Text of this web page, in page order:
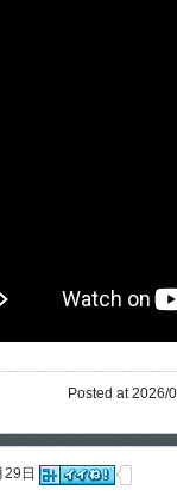
Posted at 2026/
日